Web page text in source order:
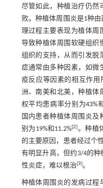
尽管如此，种植治疗仍然
败。种植体周围炎是1种
理过程主要表现为植体周
导致种植体周围软硬组织
组织的支持，从而引发脱
症通常由多种因素，如微
疫反应等因素的相互作用
洲、南美和北美，种植体
权平均患病率分别为43%
国内患者种植体周围炎
别为19%和11.2%[2]。种植
的主要原因，患者经过个
有明显升高，但约3/4的
性炎症，难以根治[3]。
种植体周围炎的发病过程